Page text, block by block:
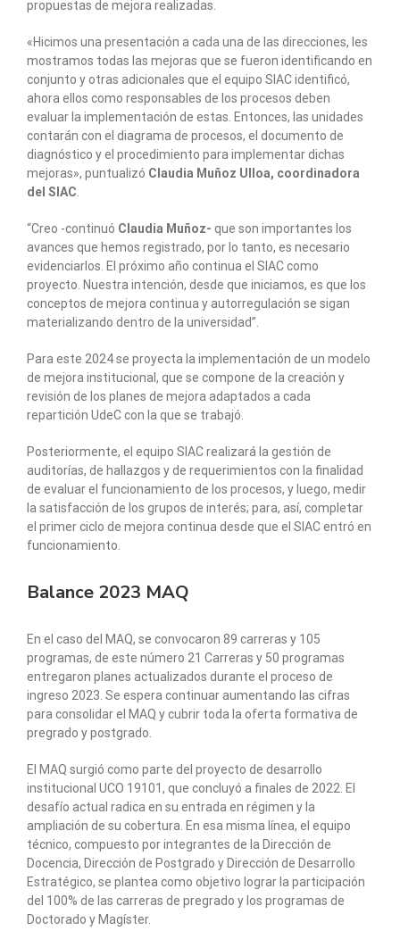
propuestas de mejora realizadas.
«Hicimos una presentación a cada una de las direcciones, les
mostramos todas las mejoras que se fueron identificando en
conjunto y otras adicionales que el equipo SIAC identificó,
ahora ellos como responsables de los procesos deben
evaluar la implementación de estas. Entonces, las unidades
contarán con el diagrama de procesos, el documento de
diagnóstico y el procedimiento para implementar dichas
mejoras», puntualizó Claudia Muñoz Ulloa, coordinadora
del SIAC.
“Creo -continuó Claudia Muñoz- que son importantes los
avances que hemos registrado, por lo tanto, es necesario
evidenciarlos. El próximo año continua el SIAC como
proyecto. Nuestra intención, desde que iniciamos, es que los
conceptos de mejora continua y autorregulación se sigan
materializando dentro de la universidad”.
Para este 2024 se proyecta la implementación de un modelo
de mejora institucional, que se compone de la creación y
revisión de los planes de mejora adaptados a cada
repartición UdeC con la que se trabajó.
Posteriormente, el equipo SIAC realizará la gestión de
auditorías, de hallazgos y de requerimientos con la finalidad
de evaluar el funcionamiento de los procesos, y luego, medir
la satisfacción de los grupos de interés; para, así, completar
el primer ciclo de mejora continua desde que el SIAC entró en
funcionamiento.
Balance 2023 MAQ
En el caso del MAQ, se convocaron 89 carreras y 105
programas, de este número 21 Carreras y 50 programas
entregaron planes actualizados durante el proceso de
ingreso 2023. Se espera continuar aumentando las cifras
para consolidar el MAQ y cubrir toda la oferta formativa de
pregrado y postgrado.
El MAQ surgió como parte del proyecto de desarrollo
institucional UCO 19101, que concluyó a finales de 2022. El
desafío actual radica en su entrada en régimen y la
ampliación de su cobertura. En esa misma línea, el equipo
técnico, compuesto por integrantes de la Dirección de
Docencia, Dirección de Postgrado y Dirección de Desarrollo
Estratégico, se plantea como objetivo lograr la participación
del 100% de las carreras de pregrado y los programas de
Doctorado y Magíster.